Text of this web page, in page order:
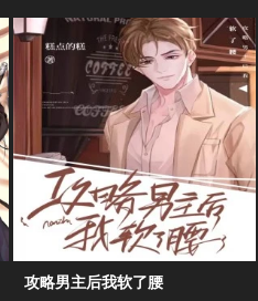
攻略男主后我软了腰